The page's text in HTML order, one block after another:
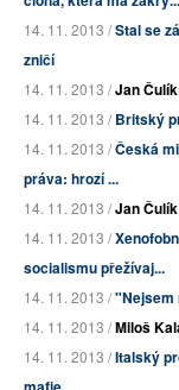
14. 11. 2013 /Stal se
zničí
14. 11. 2013 /Jan Čulík
14. 11. 2013 /Britský
14. 11. 2013 /Česká
práva: hrozí ...
14. 11. 2013 /Jan Čulík
14. 11. 2013 /
socialismu přežívaj...
14. 11. 2013 /"Nejsem
14. 11. 2013 /Miloš
14. 11. 2013 /Italský